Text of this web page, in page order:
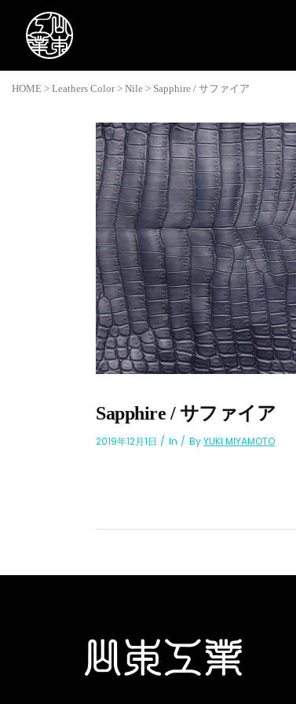
HOME > Leathers Color> Nile > Sapphire / サファイア
Sapphire / サファイア
2019年12月1日 In ByYUKI MIYAMOTO